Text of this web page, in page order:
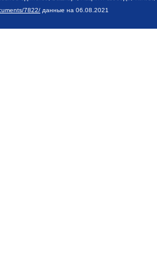
7822/ данные на 06.08.2021